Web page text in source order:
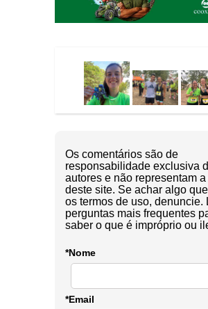
Os comentários são de
responsabilidade exclusiva
autores e não representam
deste site. Se achar algo
os termos de uso, denuncie.
perguntas mais frequentes
saber o que é impróprio ou
*Nome
*Email